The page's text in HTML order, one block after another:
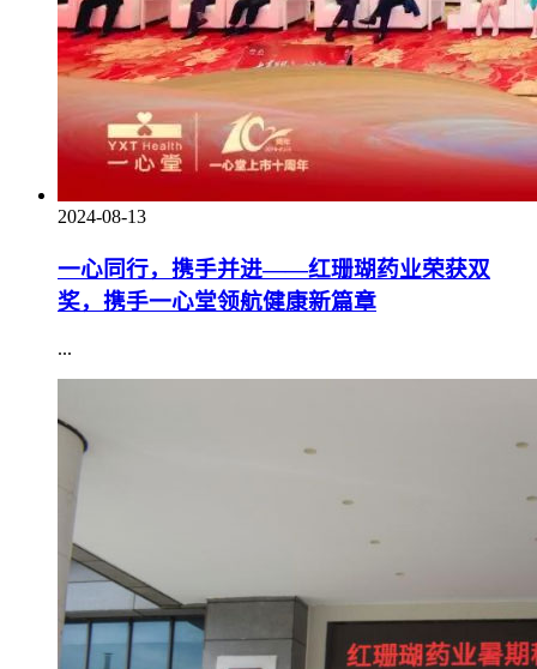
2024-08-13
一心同行，携手并进——红珊瑚药业荣获双
奖，携手一心堂领航健康新篇章
...